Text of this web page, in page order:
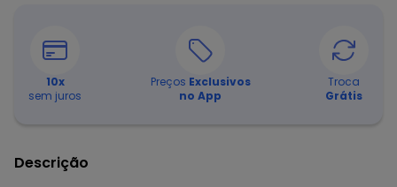
10x
sem juros
Preços Exclusivos
no App
Troca
Grátis
Descrição